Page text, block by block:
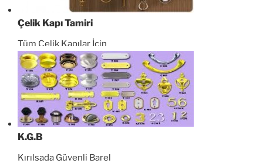
Çelik Kapı Tamiri
Tüm Çelik Kapılar İçin
K.G.B
Kırılsada Güvenli Barel